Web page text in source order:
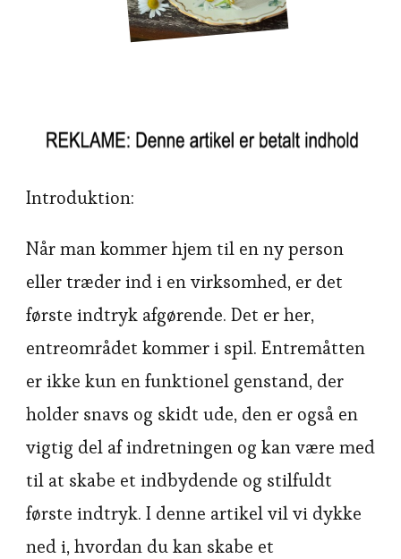
Introduktion:
Når man kommer hjem til en ny person
eller træder ind i en virksomhed, er det
første indtryk afgørende. Det er her,
entreområdet kommer i spil. Entremåtten
er ikke kun en funktionel genstand, der
holder snavs og skidt ude, den er også en
vigtig del af indretningen og kan være med
til at skabe et indbydende og stilfuldt
første indtryk. I denne artikel vil vi dykke
ned i, hvordan du kan skabe et